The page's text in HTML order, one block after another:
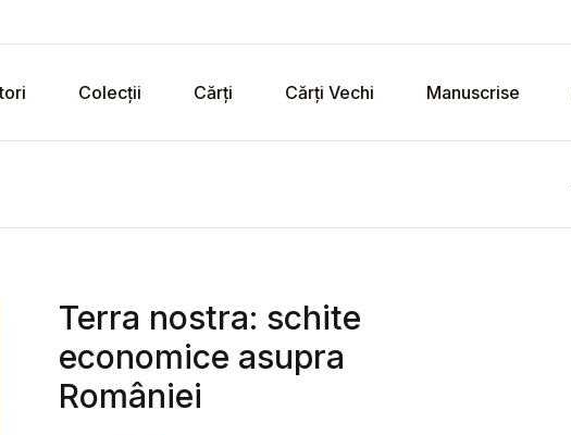
Colecții Cărți Cărți Vechi Manuscrise
Terra nostra: schite
economice asupra
României